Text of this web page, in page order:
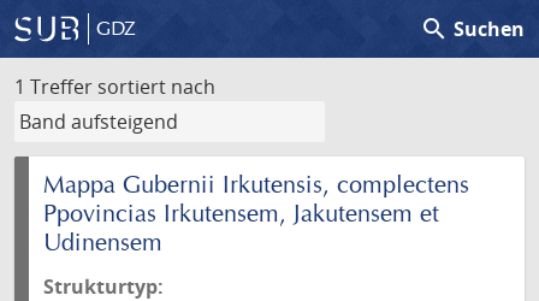
GDZ search Suchen
1 Treffer sortiert nach
Mappa Gubernii Irkutensis, complectens
Ppovincias Irkutensem, Jakutensem et
Udinensem
Strukturtyp: